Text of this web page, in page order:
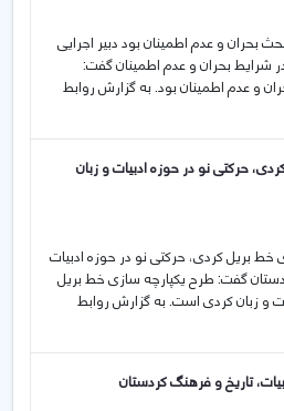
بحث بحران و عدم اطمینان بود دبیر اجرایی
بحران و عدم اطمینان گفت:
و عدم اطمینان بود. به گزارش روابط
حرکتی نو در حوزه ادبیات و زبان
سازی خط بریل کردی، حرکتی نو در حوزه ادبیات
گفت: طرح یکپارچه سازی خط بریل
و زبان کردی است. به گزارش روابط